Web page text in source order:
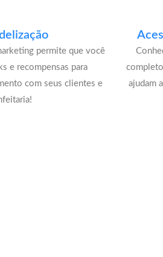
permite que você
e recompensas para
com seus clientes e
ajudam